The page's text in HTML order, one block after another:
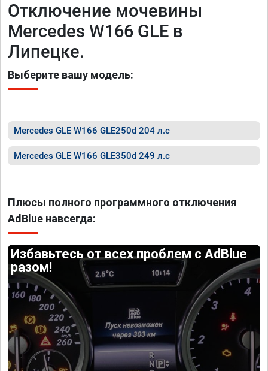
Отключение мочевины
Mercedes W166 GLE в
Липецке.
Выберите вашу модель:
Mercedes GLE W166 GLE250d 204 л.с
Mercedes GLE W166 GLE350d 249 л.с
Плюсы полного программного отключения
AdBlue навсегда:
Избавьтесь от всех проблем с AdBlue
разом!